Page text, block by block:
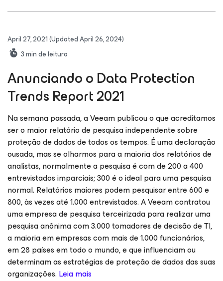
April 27, 2021(Updated April 26, 2024)
3min de leitura
Anunciando o Data Protection
Trends Report 2021
Na semana passada, a Veeam publicou o que acreditamos
ser o maior relatório de pesquisa independente sobre
proteção de dados de todos os tempos. É uma declaração
ousada, mas se olharmos para a maioria dos relatórios de
analistas, normalmente a pesquisa é com de 200 a 400
entrevistados imparciais; 300 é o ideal para uma pesquisa
normal. Relatórios maiores podem pesquisar entre 600 e
800, às vezes até 1.000 entrevistados. A Veeam contratou
uma empresa de pesquisa terceirizada para realizar uma
pesquisa anônima com 3.000 tomadores de decisão de TI,
a maioria em empresas com mais de 1.000 funcionários,
em 28 países em todo o mundo, e que influenciam ou
determinam as estratégias de proteção de dados das suas
organizações. Leia mais